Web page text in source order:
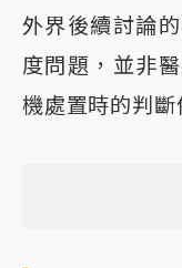
外界後續討論
度問題，並非
機處置時的判斷